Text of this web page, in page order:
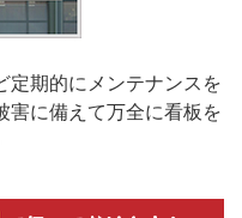
定期的にメンテナンスを
害に備えて万全に看板を